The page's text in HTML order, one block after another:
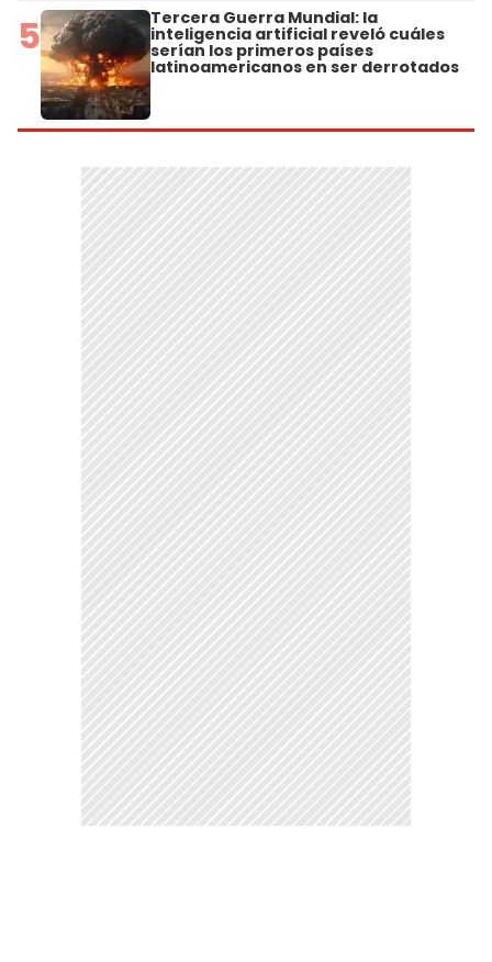
5 Tercera Guerra Mundial: la
inteligencia artificial reveló cuáles
serían los primeros países
latinoamericanos en ser derrotados